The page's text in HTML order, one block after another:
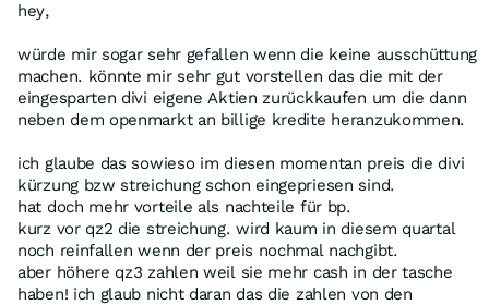
hey,
würde mir sogar sehr gefallen wenn die keine ausschüttung
machen. könnte mir sehr gut vorstellen das die mit der
eingesparten divi eigene Aktien zurückkaufen um die dann
neben dem openmarkt an billige kredite heranzukommen.
ich glaube das sowieso im diesen momentan preis die divi
kürzung bzw streichung schon eingepriesen sind.
hat doch mehr vorteile als nachteile für bp.
kurz vor qz2 die streichung. wird kaum in diesem quartal
noch reinfallen wenn der preis nochmal nachgibt.
aber höhere qz3 zahlen weil sie mehr cash in der tasche
haben! ich glaub nicht daran das die zahlen von den